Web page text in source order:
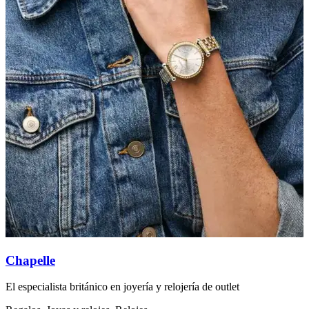
Chapelle
El especialista británico en joyería y relojería de outlet